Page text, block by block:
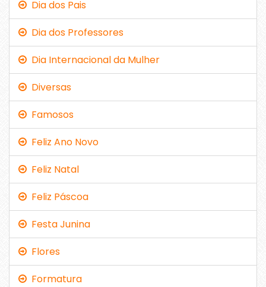
Dia dos Pais
Dia dos Professores
Dia Internacional da Mulher
Diversas
Famosos
Feliz Ano Novo
Feliz Natal
Feliz Páscoa
Festa Junina
Flores
Formatura